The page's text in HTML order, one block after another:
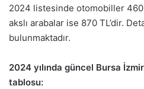
2024 listesinde otomobiller
akslı arabalar ise 870 TL’dir.
bulunmaktadır.
2024 yılında güncel Bursa
tablosu: